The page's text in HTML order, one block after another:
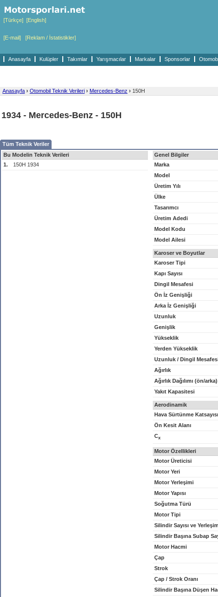
[Türkçe] [English]
[E-mail] [Reklam / İstatistikler]
Anasayfa Kulüpler Takımlar Yarışmacılar Markalar Sponsorlar
Anasayfa › Otomobil Teknik Verileri › Mercedes-Benz › 150H
1934 - Mercedes-Benz - 150H
Tüm Teknik Veriler
Bu Modelin Teknik Verileri
1.
150H 1934
Genel Bilgiler
Marka
Model
Üretim Yılı
Ülke
Tasarımcı
Üretim Adedi
Model Kodu
Model Ailesi
Karoser ve Boyutlar
Karoser Tipi
Kapı Sayısı
Dingil Mesafesi
Ön İz Genişliği
Arka İz Genişliği
Uzunluk
Genişlik
Yükseklik
Yerden Yükseklik
Uzunluk / Dingil
Ağırlık
Ağırlık Dağılımı (ön/arka)
Yakıt Kapasitesi
Aerodinamik
Hava Sürtünme Katsayısı
Ön Kesit Alanı
Cx
Motor Özellikleri
Motor Üreticisi
Motor Yeri
Motor Yerleşimi
Motor Yapısı
Soğutma Türü
Motor Tipi
Silindir Sayısı ve
Silindir Başına Subap
Motor Hacmi
Çap
Strok
Çap / Strok Oranı
Silindir Başına Düşen